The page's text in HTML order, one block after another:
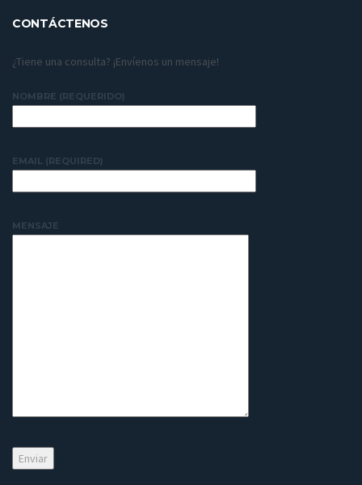
CONTÁCTENOS
¿Tiene una consulta? ¡Envíenos un mensaje!
NOMBRE (REQUERIDO)
EMAIL (REQUIRED)
MENSAJE